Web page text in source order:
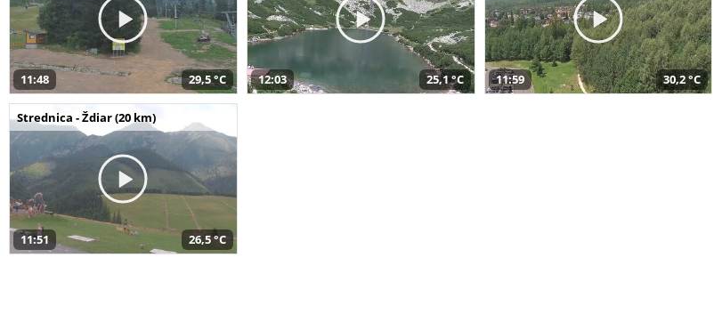
11:48 29,5 °C 12:03 25,1 °C 11:59 30,2 °C
Strednica - Ždiar (20 km)
11:51 26,5 °C